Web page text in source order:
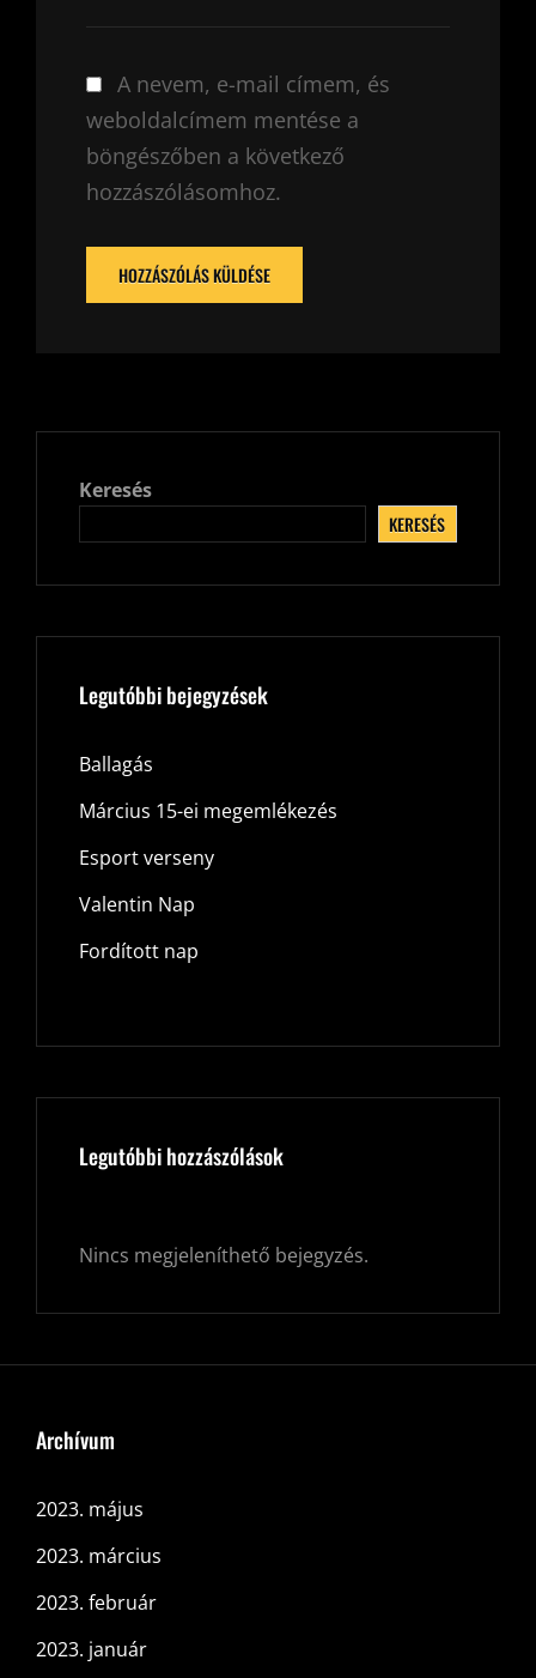
A nevem, e-mail címem, és
weboldalcímem mentése a
böngészőben a következő
hozzászólásomhoz.
Keresés
KERESÉS
Legutóbbi bejegyzések
Ballagás
Március 15-ei megemlékezés
Esport verseny
Valentin Nap
Fordított nap
Legutóbbi hozzászólások
Nincs megjeleníthető bejegyzés.
Archívum
2023. május
2023. március
2023. február
2023. január